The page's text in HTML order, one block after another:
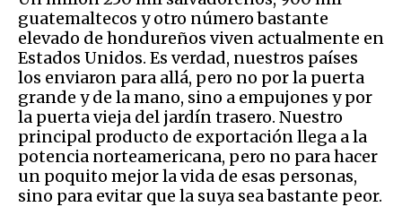
guatemaltecos y otro número bastante
elevado de hondureños viven actualmente en
Estados Unidos. Es verdad, nuestros países
los enviaron para allá, pero no por la puerta
grande y de la mano, sino a empujones y por
la puerta vieja del jardín trasero. Nuestro
principal producto de exportación llega a la
potencia norteamericana, pero no para hacer
un poquito mejor la vida de esas personas,
sino para evitar que la suya sea bastante peor.